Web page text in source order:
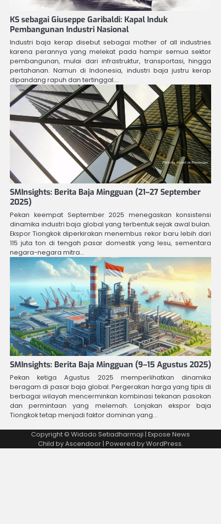
KS sebagai Giuseppe Garibaldi: Kapal Induk
Pembangunan Industri Nasional
Industri baja kerap disebut sebagai mother of all industries
karena perannya yang melekat pada hampir semua sektor
pembangunan, mulai dari infrastruktur, transportasi, hingga
pertahanan. Namun di Indonesia, industri baja justru kerap
dipandang rapuh dan tertinggal.…
SMInsights: Berita Baja Mingguan (21–27 September
2025)
Pekan keempat September 2025 menegaskan konsistensi
dinamika industri baja global yang terbentuk sejak awal bulan.
Ekspor Tiongkok diperkirakan menembus rekor baru lebih dari
115 juta ton di tengah pasar domestik yang lesu, sementara
negara-negara mitra…
SMInsights: Berita Baja Mingguan (9–15 Agustus 2025)
Pekan ketiga Agustus 2025 memperlihatkan dinamika
beragam di pasar baja global. Pergerakan harga yang tipis di
berbagai wilayah mencerminkan kombinasi tekanan pasokan
dan permintaan yang melemah. Lonjakan ekspor baja
Tiongkok tetap menjadi faktor dominan yang…
Copyright © Widodo Setiadharmaji | Expose News
Child byAscendoor| Powered byWordPress.